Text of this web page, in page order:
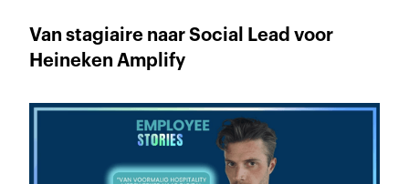
Van stagiaire naar Social Lead voor
Heineken Amplify